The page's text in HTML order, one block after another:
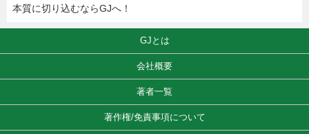
本質に切り込むならGJへ！
GJとは
会社概要
著者一覧
著作権/免責事項について